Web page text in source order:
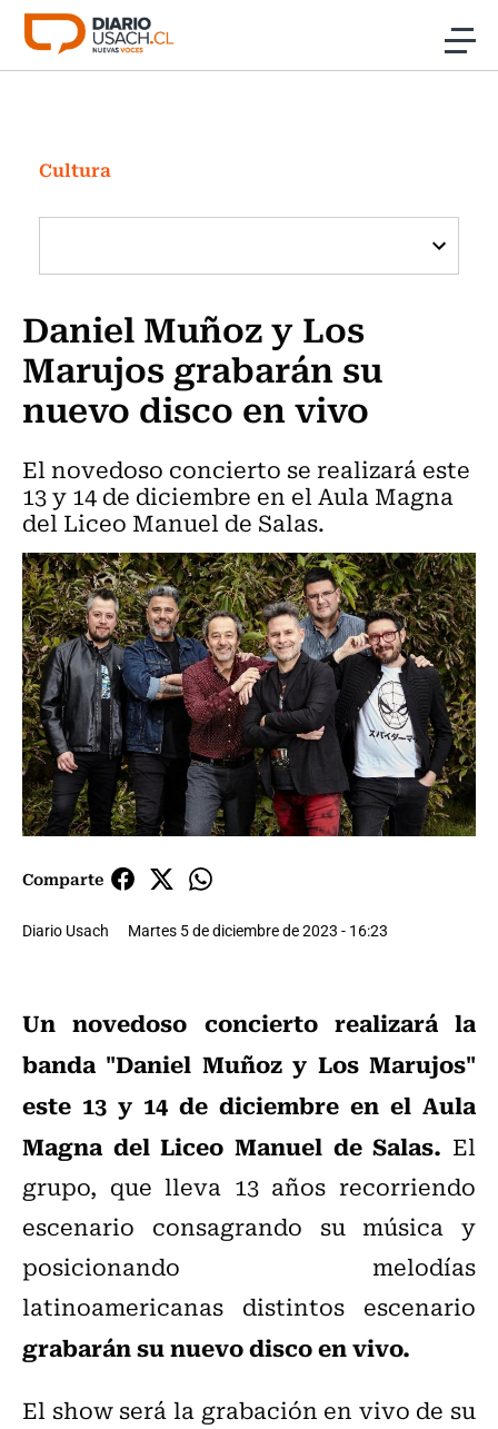
Click acá para ir directamente al contenido
Investigación
Cultura
Programas Radio y TV Usach
Cultura
Daniel Muñoz y Los
Marujos grabarán su
nuevo disco en vivo
El novedoso concierto se realizará este
13 y 14 de diciembre en el Aula Magna
del Liceo Manuel de Salas.
Comparte
Diario Usach Martes 5 de diciembre de 2023 - 16:23
Un novedoso concierto realizará la
banda "Daniel Muñoz y Los Marujos"
este 13 y 14 de diciembre en el Aula
Magna del Liceo Manuel de Salas. El
grupo, que lleva 13 años recorriendo
escenario consagrando su música y
posicionando melodías
latinoamericanas distintos escenario
grabarán su nuevo disco en vivo.
El show será la grabación en vivo de su